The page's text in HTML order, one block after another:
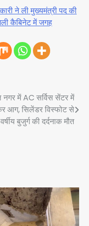
ने ली मुख्यमंत्री पद की
कैबिनेट में जगह
में AC सर्विस सेंटर में
आग, सिलेंडर विस्फोट से
बुजुर्ग की दर्दनाक मौत